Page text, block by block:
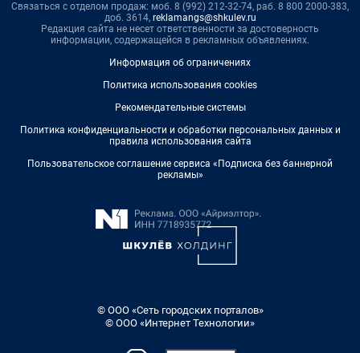
Связаться с отделом продаж: моб. 8 (992) 212-32-74, раб. 8 800 2000-383,
доб. 3614, reklamangs@shkulev.ru
Редакция сайта не несет ответственности за достоверность
информации, содержащейся в рекламных объявлениях.
Информация об ограничениях
Политика использования cookies
Рекомендательные системы
Политика конфиденциальности и обработки персональных данных и
правила использования сайта
Пользовательское соглашение сервиса «Подписка без баннерной
рекламы»
© ООО «Сеть городских порталов»
© ООО «Интернет Технологии»